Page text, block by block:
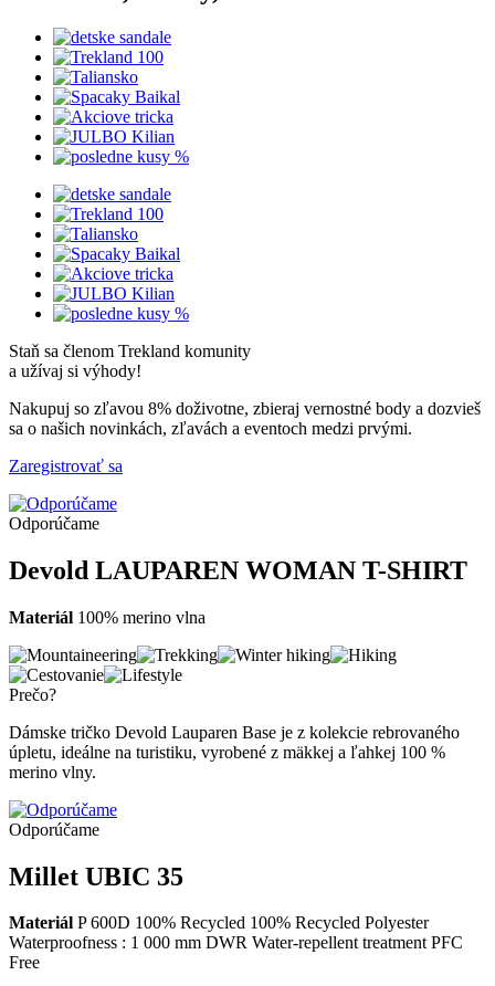
Staň sa členom Trekland komunity
a užívaj si výhody!
Nakupuj so zľavou 8% doživotne, zbieraj vernostné body a dozvieš
sa o našich novinkách, zľavách a eventoch medzi prvými.
Zaregistrovať sa
Odporúčame
Devold LAUPAREN WOMAN T-SHIRT
Materiál 100% merino vlna
Prečo?
Dámske tričko Devold Lauparen Base je z kolekcie rebrovaného
úpletu, ideálne na turistiku, vyrobené z mäkkej a ľahkej 100 %
merino vlny.
Odporúčame
Millet UBIC 35
Materiál P 600D 100% Recycled 100% Recycled Polyester
Waterproofness : 1 000 mm DWR Water-repellent treatment PFC
Free